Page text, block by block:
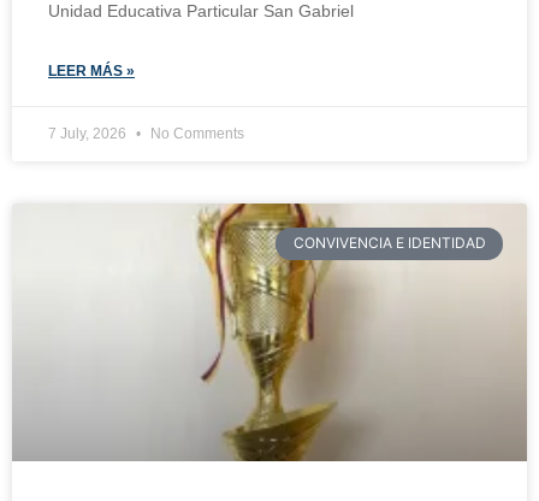
Unidad Educativa Particular San Gabriel
LEER MÁS »
7 July, 2026 No Comments
CONVIVENCIA E IDENTIDAD